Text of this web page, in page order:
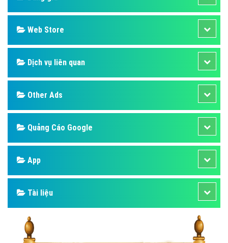
Web Store
Dịch vụ liên quan
Other Ads
Quảng Cáo Google
App
Tài liệu